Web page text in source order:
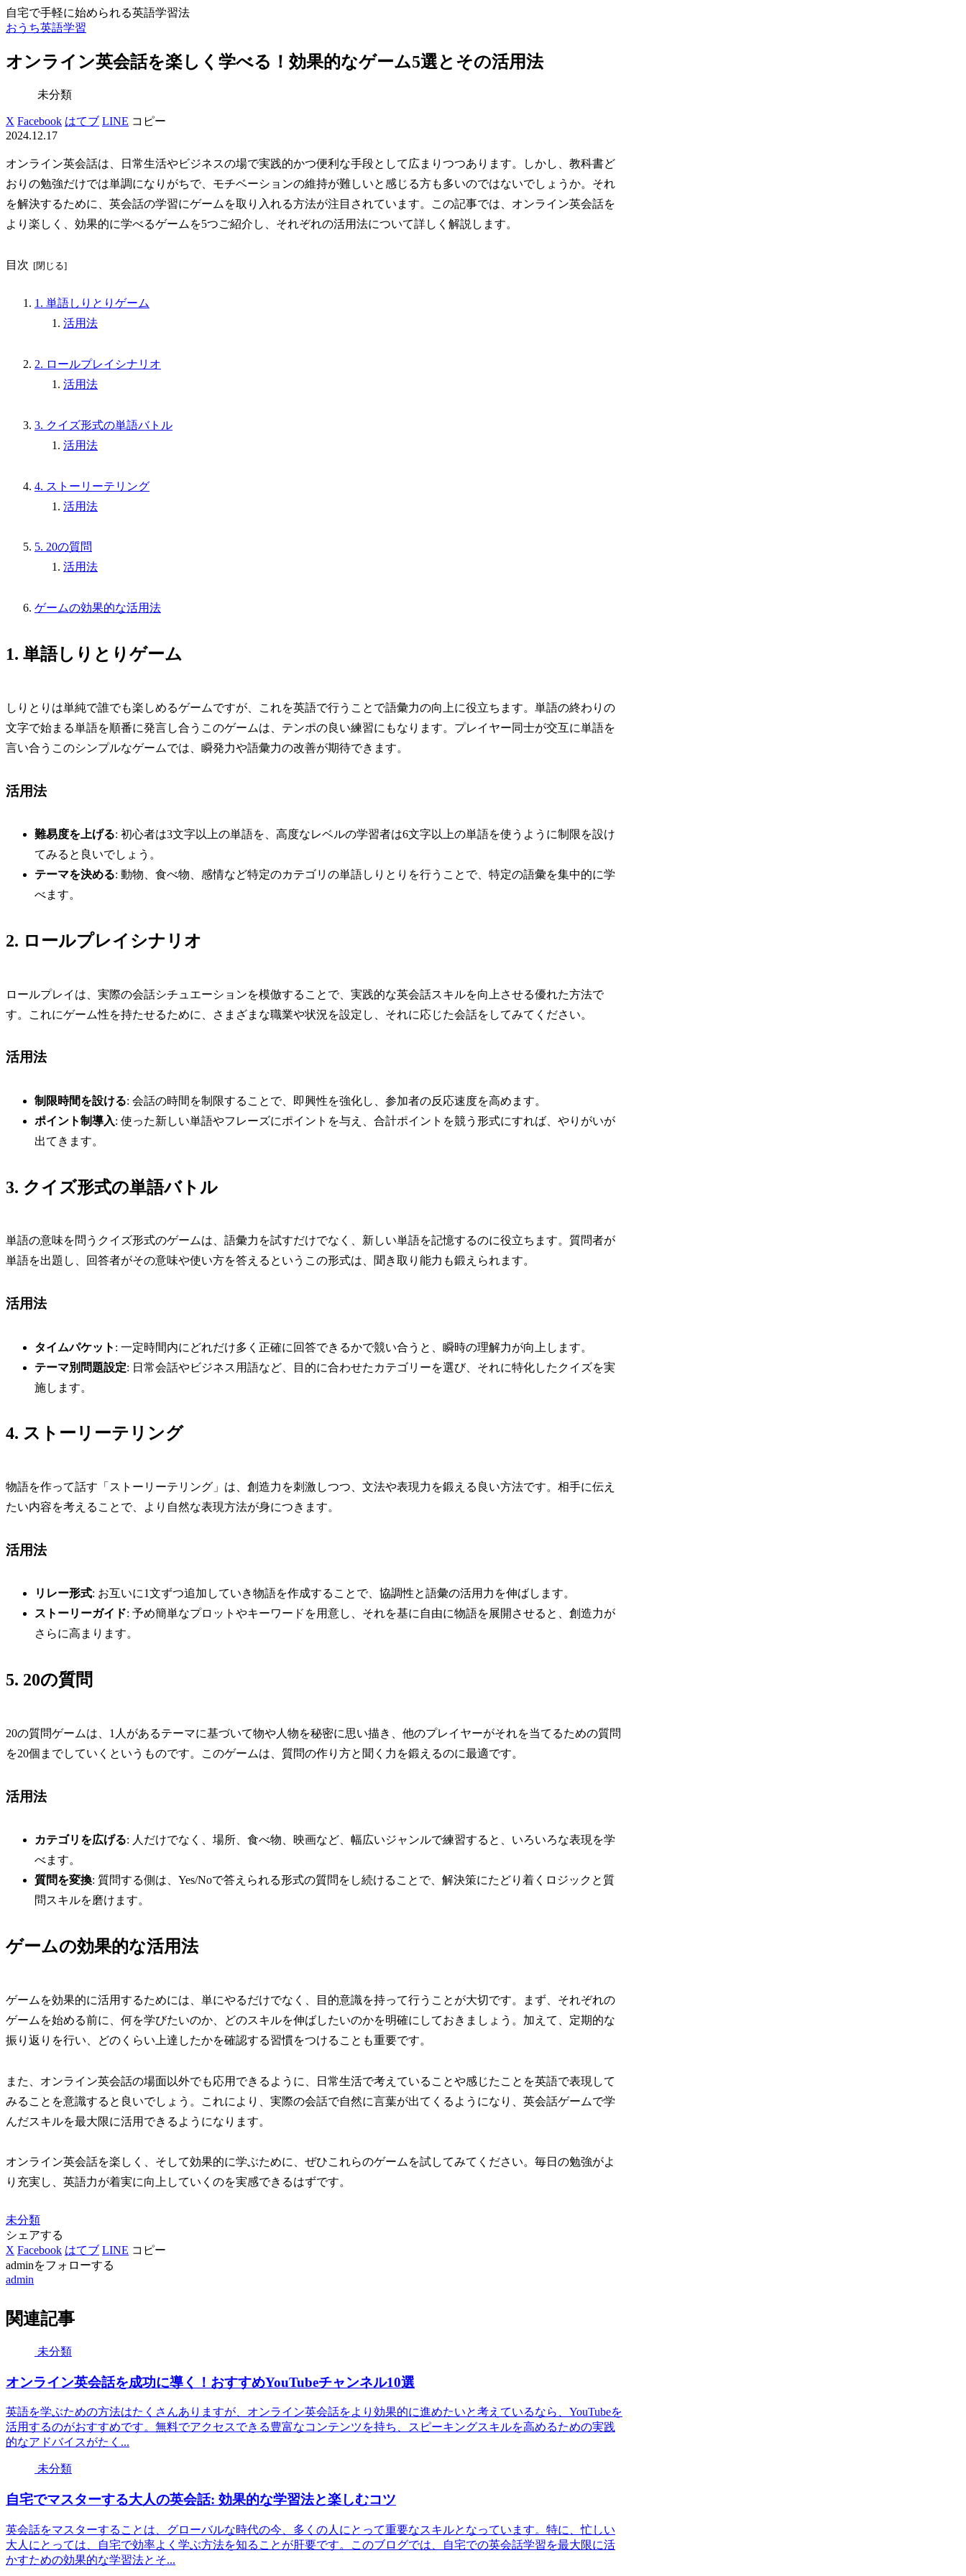
自宅で手軽に始められる英語学習法
おうち英語学習
オンライン英会話を楽しく学べる！効果的なゲーム5選とその活用法
未分類
X Facebook はてブ LINE コピー
2024.12.17
オンライン英会話は、日常生活やビジネスの場で実践的かつ便利な手段として広まりつつあります。しかし、教科書ど
おりの勉強だけでは単調になりがちで、モチベーションの維持が難しいと感じる方も多いのではないでしょうか。それ
を解決するために、英会話の学習にゲームを取り入れる方法が注目されています。この記事では、オンライン英会話を
より楽しく、効果的に学べるゲームを5つご紹介し、それぞれの活用法について詳しく解説します。
目次
1. 単語しりとりゲーム
活用法
2. ロールプレイシナリオ
活用法
3. クイズ形式の単語バトル
活用法
4. ストーリーテリング
活用法
5. 20の質問
活用法
ゲームの効果的な活用法
1. 単語しりとりゲーム
しりとりは単純で誰でも楽しめるゲームですが、これを英語で行うことで語彙力の向上に役立ちます。単語の終わりの
文字で始まる単語を順番に発言し合うこのゲームは、テンポの良い練習にもなります。プレイヤー同士が交互に単語を
言い合うこのシンプルなゲームでは、瞬発力や語彙力の改善が期待できます。
活用法
難易度を上げる: 初心者は3文字以上の単語を、高度なレベルの学習者は6文字以上の単語を使うように制限を設け
てみると良いでしょう。
テーマを決める: 動物、食べ物、感情など特定のカテゴリの単語しりとりを行うことで、特定の語彙を集中的に学
べます。
2. ロールプレイシナリオ
ロールプレイは、実際の会話シチュエーションを模倣することで、実践的な英会話スキルを向上させる優れた方法で
す。これにゲーム性を持たせるために、さまざまな職業や状況を設定し、それに応じた会話をしてみてください。
活用法
制限時間を設ける: 会話の時間を制限することで、即興性を強化し、参加者の反応速度を高めます。
ポイント制導入: 使った新しい単語やフレーズにポイントを与え、合計ポイントを競う形式にすれば、やりがいが
出てきます。
3. クイズ形式の単語バトル
単語の意味を問うクイズ形式のゲームは、語彙力を試すだけでなく、新しい単語を記憶するのに役立ちます。質問者が
単語を出題し、回答者がその意味や使い方を答えるというこの形式は、聞き取り能力も鍛えられます。
活用法
タイムパケット : 一定時間内にどれだけ多く正確に回答できるかで競い合うと、瞬時の理解力が向上します。
テーマ別問題設定: 日常会話やビジネス用語など、目的に合わせたカテゴリーを選び、それに特化したクイズを実
施します。
4. ストーリーテリング
物語を作って話す「ストーリーテリング」は、創造力を刺激しつつ、文法や表現力を鍛える良い方法です。相手に伝え
たい内容を考えることで、より自然な表現方法が身につきます。
活用法
リレー形式: お互いに1文ずつ追加していき物語を作成することで、協調性と語彙の活用力を伸ばします。
ストーリーガイド: 予め簡単なプロットやキーワードを用意し、それを基に自由に物語を展開させると、創造力が
さらに高まります。
5. 20の質問
20の質問ゲームは、1人があるテーマに基づいて物や人物を秘密に思い描き、他のプレイヤーがそれを当てるための質問
を20個までしていくというものです。このゲームは、質問の作り方と聞く力を鍛えるのに最適です。
活用法
カテゴリを広げる: 人だけでなく、場所、食べ物、映画など、幅広いジャンルで練習すると、いろいろな表現を学
べます。
質問を変換: 質問する側は、Yes/Noで答えられる形式の質問をし続けることで、解決策にたどり着くロジックと質
問スキルを磨けます。
ゲームの効果的な活用法
ゲームを効果的に活用するためには、単にやるだけでなく、目的意識を持って行うことが大切です。まず、それぞれの
ゲームを始める前に、何を学びたいのか、どのスキルを伸ばしたいのかを明確にしておきましょう。加えて、定期的な
振り返りを行い、どのくらい上達したかを確認する習慣をつけることも重要です。
また、オンライン英会話の場面以外でも応用できるように、日常生活で考えていることや感じたことを英語で表現して
みることを意識すると良いでしょう。これにより、実際の会話で自然に言葉が出てくるようになり、英会話ゲームで学
んだスキルを最大限に活用できるようになります。
オンライン英会話を楽しく、そして効果的に学ぶために、ぜひこれらのゲームを試してみてください。毎日の勉強がよ
り充実し、英語力が着実に向上していくのを実感できるはずです。
未分類
シェアする
X Facebook はてブ LINE コピー
adminをフォローする
admin
関連記事
未分類
オンライン英会話を成功に導く！おすすめYouTubeチャンネル10選
英語を学ぶための方法はたくさんありますが、オンライン英会話をより効果的に進めたいと考えているなら、YouTubeを
活用するのがおすすめです。無料でアクセスできる豊富なコンテンツを持ち、スピーキングスキルを高めるための実践
的なアドバイスがたく...
未分類
自宅でマスターする大人の英会話: 効果的な学習法と楽しむコツ
英会話をマスターすることは、グローバルな時代の今、多くの人にとって重要なスキルとなっています。特に、忙しい
大人にとっては、自宅で効率よく学ぶ方法を知ることが肝要です。このブログでは、自宅での英会話学習を最大限に活
かすための効果的な学習法とそ...